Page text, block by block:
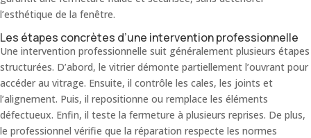
l’esthétique de la fenêtre.
Les étapes concrètes d’une intervention professionnelle
Une intervention professionnelle suit généralement plusieurs étapes
structurées. D’abord, le vitrier démonte partiellement l’ouvrant pour
accéder au vitrage. Ensuite, il contrôle les cales, les joints et
l’alignement. Puis, il repositionne ou remplace les éléments
défectueux. Enfin, il teste la fermeture à plusieurs reprises. De plus,
le professionnel vérifie que la réparation respecte les normes